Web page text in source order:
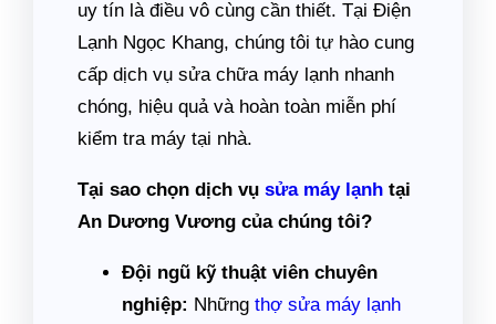
uy tín là điều vô cùng cần thiết. Tại Điện
Lạnh Ngọc Khang, chúng tôi tự hào cung
cấp dịch vụ sửa chữa máy lạnh nhanh
chóng, hiệu quả và hoàn toàn miễn phí
kiểm tra máy tại nhà.
Tại sao chọn dịch vụ sửa máy lạnh tại
An Dương Vương của chúng tôi?
Đội ngũ kỹ thuật viên chuyên
nghiệp: Những thợ sửa máy lạnh